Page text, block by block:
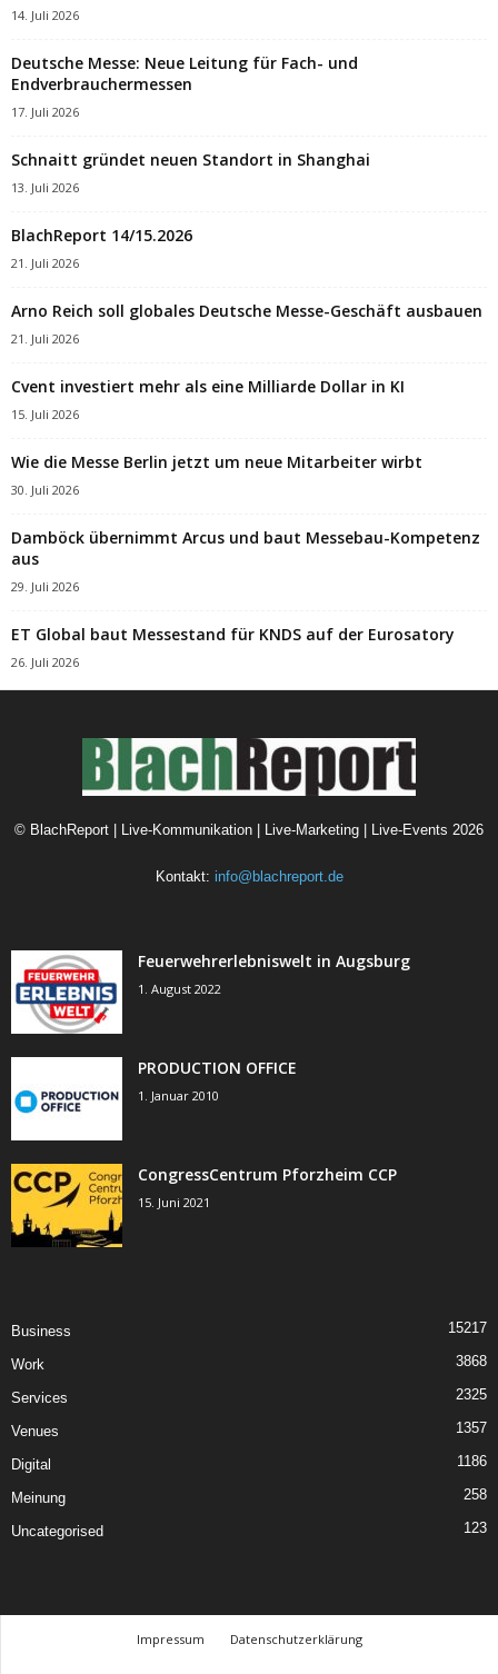
14. Juli 2026
Deutsche Messe: Neue Leitung für Fach- und
Endverbrauchermessen
17. Juli 2026
Schnaitt gründet neuen Standort in Shanghai
13. Juli 2026
BlachReport 14/15.2026
21. Juli 2026
Arno Reich soll globales Deutsche Messe-Geschäft ausbauen
21. Juli 2026
Cvent investiert mehr als eine Milliarde Dollar in KI
15. Juli 2026
Wie die Messe Berlin jetzt um neue Mitarbeiter wirbt
30. Juli 2026
Damböck übernimmt Arcus und baut Messebau-Kompetenz
aus
29. Juli 2026
ET Global baut Messestand für KNDS auf der Eurosatory
26. Juli 2026
© BlachReport | Live-Kommunikation | Live-Marketing | Live-Events 2026
Kontakt: info@blachreport.de
Feuerwehrerlebniswelt in Augsburg
1. August 2022
PRODUCTION OFFICE
1. Januar 2010
CongressCentrum Pforzheim CCP
15. Juni 2021
Business 15217
Work 3868
Services 2325
Venues 1357
Digital 1186
Meinung 258
Uncategorised 123
Impressum
Datenschutzerklärung